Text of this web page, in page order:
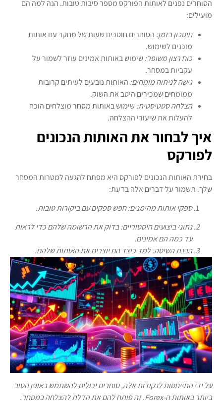
הסוחרים נפנים לאותות הפורקס מספר סיבות טובות. הנה למה הם
מועילים:
חיסכון בזמן: הסוחרים חוסכים שעות של מחקר עם אותות
מוכנים לשימוש.
כוח רצון משופר:שימוש באותות אמינים עוזר לשמור על
עקביות במסחר.
גישה לניתוח מומחים: האותות נובעים לעיתים קרובות
ממומחים שמכירים היטב את השוק.
הצלחה סטטיסטית:שימוש באותות מסחר מוצלחים הוכח
להעלות את שיעורי ההצלחה.
איך לבחור את האותות הנכונים
לפורקס
בחירת האותות הנכונים לפורקס היא מפתח להגעה למטרות המסחר
שלך. תשמור על דברים אלה בדעת:
ספקי אותות מהימנים:חפש ספקים עם ביקורות טובות.
נתוני ביצועים היסטוריים:בדוק את הרשומה שלהם כדי לראות
עד כמה הם אמינים.
הבנת השיטה:למד כיצד הם יוצרים את האותות שלהם.
על ידי התייחסות לנקודות אלה, סוחרים יכולים להשתמש באופן הטוב
ביותר באותות ה-Forex. זה פותח להם את הדלת להצלחה במסחר.